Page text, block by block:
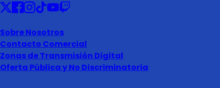
Sobre Nosotros
Contacto Comercial
Zonas de Transmisión Digital
Oferta Pública y No Discriminatoria